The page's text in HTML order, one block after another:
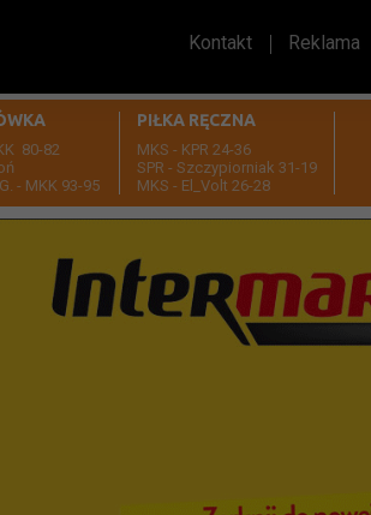
Kontakt Reklama
80-82
- MKK 93-95
PIŁKA RĘCZNA
MKS - KPR 24-36
SPR - Szczypiorniak 31-19
MKS - El_Volt 26-28